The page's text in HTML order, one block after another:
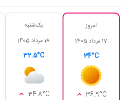
امروز
17 مرداد 1405
34°C
36.9°C
یک‌شنبه
18 مرداد 1405
32.5°C
34.8°C